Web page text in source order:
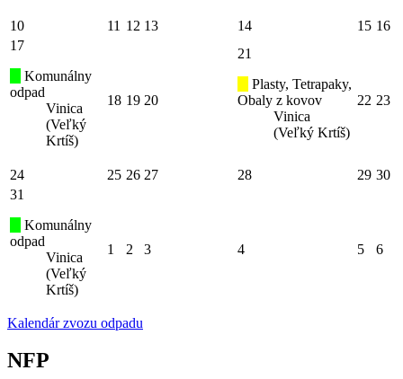
10 11 12 13 14 15 16
17
Komunálny
odpad
Vinica
(Veľký
Krtíš)
18 19 20
21
Plasty, Tetrapaky,
Obaly z kovov
Vinica
(Veľký Krtíš)
22 23
24 25 26 27 28 29 30
31
Komunálny
odpad
Vinica
(Veľký
Krtíš)
1 2 3 4 5 6
Kalendár zvozu odpadu
NFP